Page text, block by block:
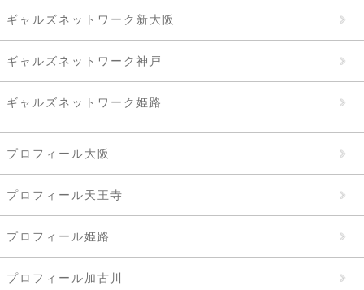
ギャルズネットワーク新大阪
ギャルズネットワーク神戸
ギャルズネットワーク姫路
プロフィール大阪
プロフィール天王寺
プロフィール姫路
プロフィール加古川